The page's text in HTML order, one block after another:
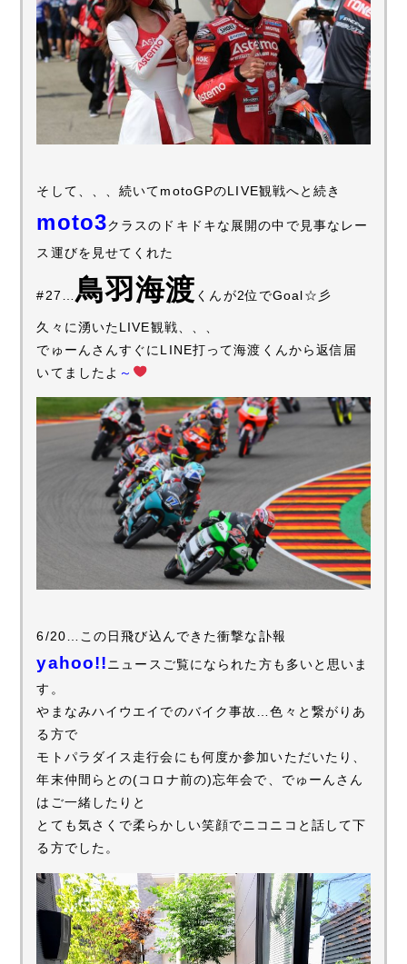
そして、、、続いてmotoGPのLIVE観戦へと続き
moto3クラスのドキドキな展開の中で見事なレー
ス運びを見せてくれた
#27… 鳥羽海渡 くんが2位でGoal☆彡
久々に湧いたLIVE観戦、、、
でゅーんさんすぐにLINE打って海渡くんから返信届
いてましたよ ～
6/20…この日飛び込んできた衝撃な訃報
yahoo!!ニュースご覧になられた方も多いと思いま
す。
やまなみハイウエイでのバイク事故…色々と繋がりあ
る方で
モトパラダイス走行会にも何度か参加いただいたり、
年末仲間らとの(コロナ前の)忘年会で、でゅーんさん
はご一緒したりと
とても気さくで柔らかしい笑顔でニコニコと話して下
る方でした。